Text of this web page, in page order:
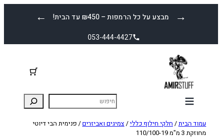
← מבצע על כל הרמפות – ₪450 עד הבית! →
053-444-4427
עמוד הבית/ חלקי חילוף כללי/ צמיגים ואביזרים/ פנימית הבי דיוטי
מחוזקת 3 מ"מ 110/100-19